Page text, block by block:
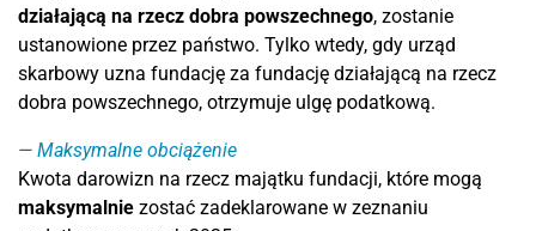
działającą na rzecz dobra powszechnego, zostanie
ustanowione przez państwo. Tylko wtedy, gdy urząd
skarbowy uzna fundację za fundację działającą na rzecz
dobra powszechnego, otrzymuje ulgę podatkową.
Maksymalne obciążenie
Kwota darowizn na rzecz majątku fundacji, które mogą
maksymalnie zostać zadeklarowane w zeznaniu